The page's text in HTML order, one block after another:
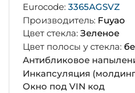
Eurocode: 3365AGSVZ
Производитель: Fuyao
Цвет стекла: Зеленое
Цвет полосы у стекла:
Антибликовое
Инкапсуляция
Окно под VIN код